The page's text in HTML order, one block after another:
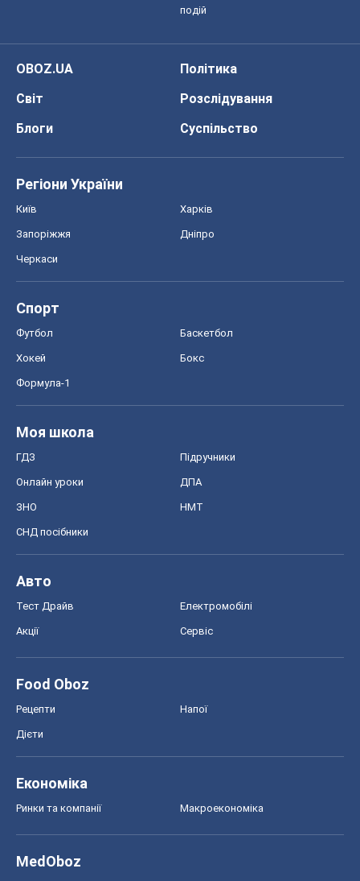
подій
OBOZ.UA
Політика
Світ
Розслідування
Блоги
Суспільство
Регіони України
Київ Харків
Запоріжжя Дніпро
Черкаси
Спорт
Футбол Баскетбол
Хокей Бокс
Формула-1
Моя школа
ГДЗ Підручники
Онлайн уроки ДПА
ЗНО НМТ
СНД посібники
Авто
Тест Драйв Електромобілі
Акції Сервіс
Food Oboz
Рецепти Напої
Дієти
Економіка
Ринки та компанії Макроекономіка
MedOboz